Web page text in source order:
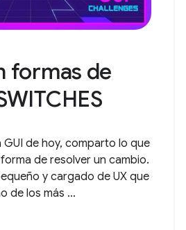
formas de
GUI de hoy, comparto lo que
de resolver un cambio.
y cargado de UX que
de los más ...